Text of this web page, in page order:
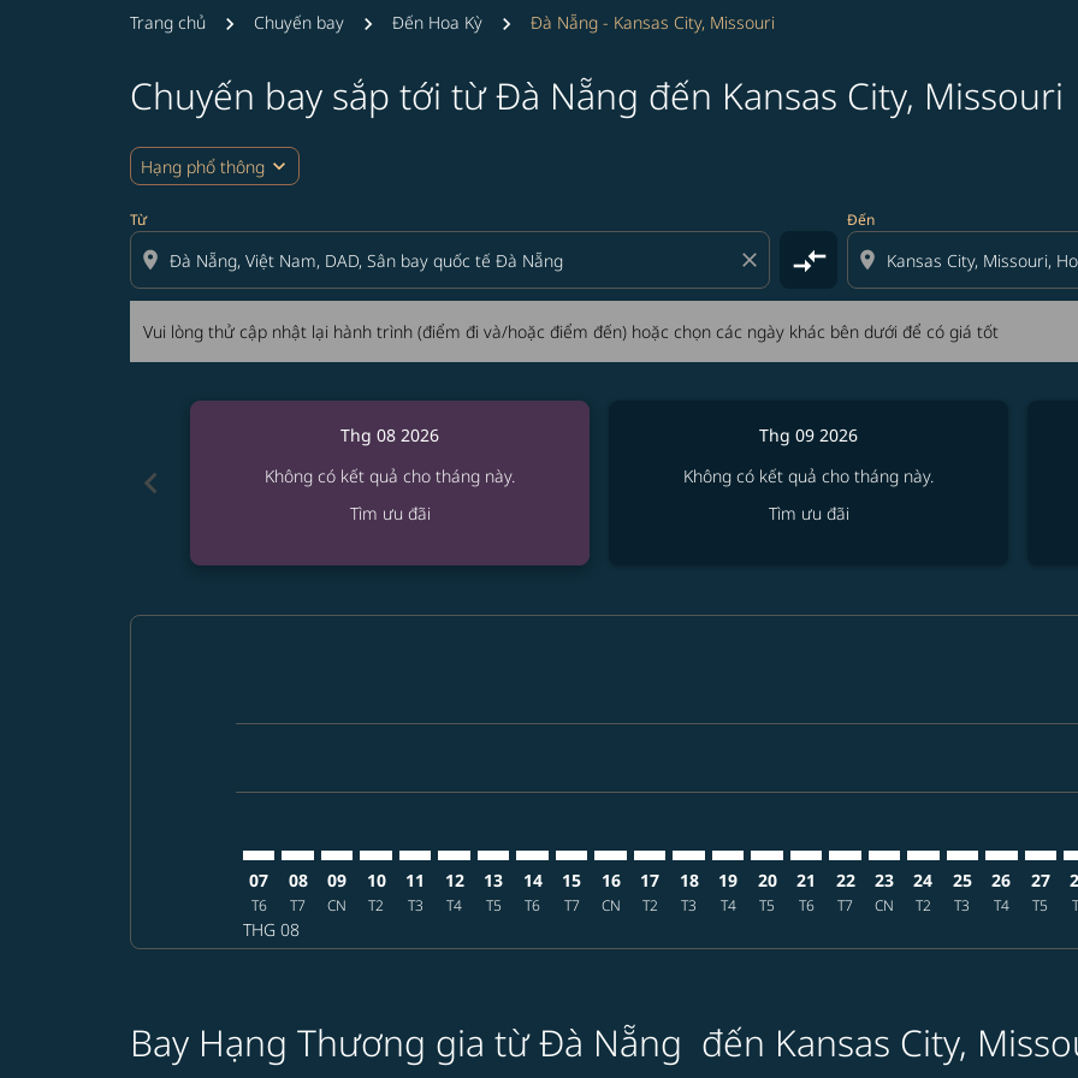
Trang chủ Chuyến bay Đến Hoa Kỳ Đà Nẵng - Kansas City, Missouri
Chuyến bay sắp tới từ Đà Nẵng đến Kansas City, Missouri
Hạng phổ thông expand_more
Từ
location_on close compare_arrows
Đến
location_on
Vui lòng thử cập nhật lại hành trình (điểm đi và/hoặc điểm đến) hoặc chọn các ngày khác bên dưới để có giá tốt
Vui lòng thử cập nhật lại hành trình (điểm đi và/hoặc điểm đến) hoặc chọn các ngày khác bên dưới để có
chevron_left
Thg 08 2026
Không có kết quả cho tháng này.
Tìm ưu đãi
Thg 09 2026
Không có kết quả cho tháng này.
Tìm ưu đãi
07
T6
THG 08
08
T7
09
CN
10
T2
11
T3
12
T4
13
T5
14
T6
15
T7
16
CN
17
T2
18
T3
19
T4
20
T5
DAD–MCI: cmp-view-offers-
21
T6
DAD–MCI: cmp-view-
22
T7
DAD–MCI: cmp-view-
23
CN
DAD–MCI: cmp-
24
T2
DAD–MCI:
25
T3
26
T4
27
T5
Bay Hạng Thương gia từ Đà Nẵng đến Kansas City,